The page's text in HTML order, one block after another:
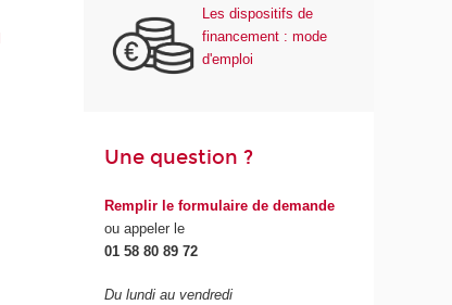
Les dispositifs de
financement : mode
d'emploi
Une question ?
Remplir le formulaire de demande
ou appeler le
01 58 80 89 72
Du lundi au vendredi